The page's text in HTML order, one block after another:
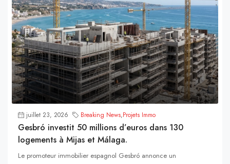
juillet 23, 2026 Breaking News,Projets Immo
Gesbró investit 50 millions d’euros dans 130
logements à Mijas et Málaga.
Le promoteur immobilier espagnol Gesbró annonce un